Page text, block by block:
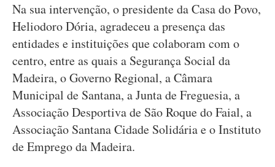
Na sua intervenção, o presidente da Casa do Povo,
Heliodoro Dória, agradeceu a presença das
entidades e instituições que colaboram com o
centro, entre as quais a Segurança Social da
Madeira, o Governo Regional, a Câmara
Municipal de Santana, a Junta de Freguesia, a
Associação Desportiva de São Roque do Faial, a
Associação Santana Cidade Solidária e o Instituto
de Emprego da Madeira.